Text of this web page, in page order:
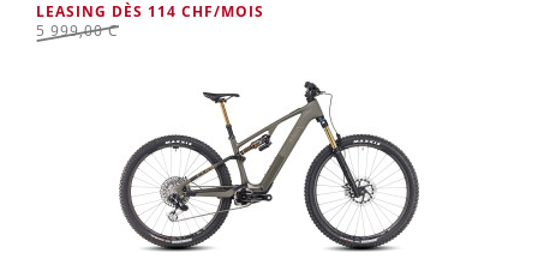
LEASING DÈS 114 CHF/MOIS
5 999,00 Chf